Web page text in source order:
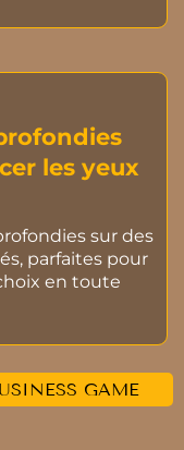
les yeux
sur des
parfaites pour
en toute
GAME